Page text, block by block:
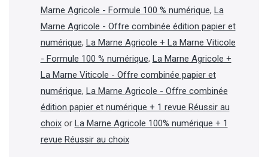
Marne Agricole - Formule 100 % numérique, La
Marne Agricole - Offre combinée édition papier et
numérique, La Marne Agricole + La Marne Viticole
- Formule 100 % numérique, La Marne Agricole +
La Marne Viticole - Offre combinée papier et
numérique, La Marne Agricole - Offre combinée
édition papier et numérique + 1 revue Réussir au
choixor La Marne Agricole 100% numérique + 1
revue Réussir au choix